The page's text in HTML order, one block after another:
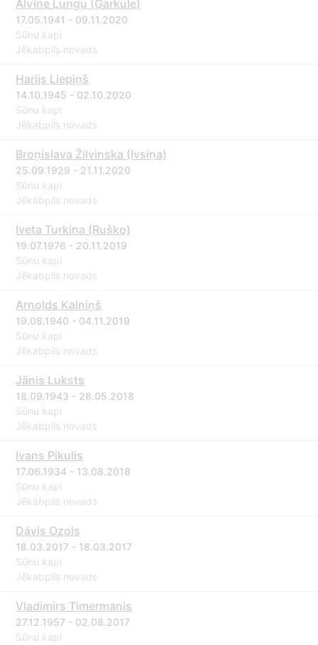
Alvīne Lungu (Garkule)
17.05.1941 - 09.11.2020
Sūnu kapi
Jēkabpils novads
Harijs Liepiņš
14.10.1945 - 02.10.2020
Sūnu kapi
Jēkabpils novads
Broņislava Žilvinska (Ivsiņa)
25.09.1929 - 21.11.2020
Sūnu kapi
Jēkabpils novads
Iveta Turkina (Ruško)
19.07.1976 - 20.11.2019
Sūnu kapi
Jēkabpils novads
Arnolds Kalniņš
19.08.1940 - 04.11.2019
Sūnu kapi
Jēkabpils novads
Jānis Luksts
18.09.1943 - 28.05.2018
Sūnu kapi
Jēkabpils novads
Ivans Pikulis
17.06.1934 - 13.08.2018
Sūnu kapi
Jēkabpils novads
Dāvis Ozols
18.03.2017 - 18.03.2017
Sūnu kapi
Jēkabpils novads
Vladimirs Timermanis
27.12.1957 - 02.08.2017
Sūnu kapi